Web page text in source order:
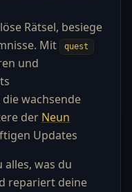
Rätsel, besiege
Mit
quest
und
wachsende
der Neun
Updates
was du
repariert deine